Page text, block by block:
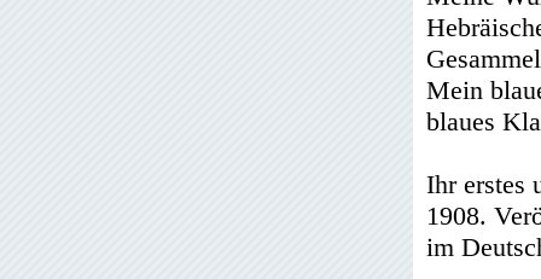
Mein
blaues
Ihr erstes
1908.
im